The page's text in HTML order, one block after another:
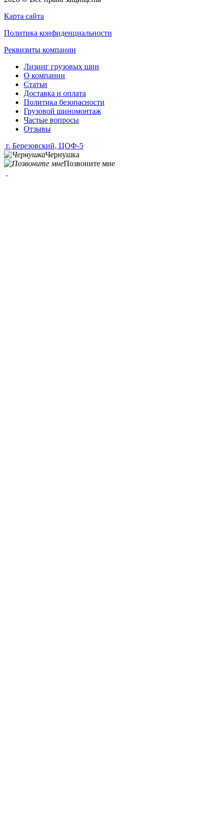
Карта сайта
Политика конфиденциальности
Реквизиты компании
Лизинг грузовых шин
О компании
Статьи
Доставка и оплата
Политика безопасности
Грузовой шиномонтаж
Частые вопросы
Отзывы
г. Березовский, ЦОФ-5
Чернушка
Позвоните мне